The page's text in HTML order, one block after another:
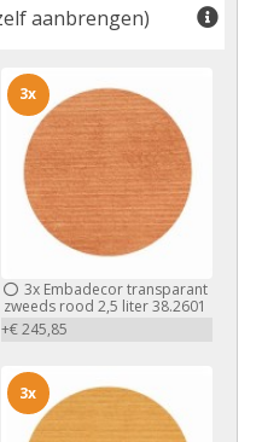
aanbrengen)
3xEmbadecor transparant
zweeds rood 2,5 liter 38.2601
+€ 245,85
3x
3x